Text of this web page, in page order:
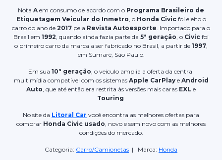
Nota A em consumo de acordo com o Programa Brasileiro de
Etiquetagem Veicular do Inmetro , o Honda Civicfoi eleito o
carro do ano de 2017 pela Revista Autoesporte . Importado para o
Brasil em 1992 , quando ainda fazia parte da 5ª geração , o Civic foi
o primeiro carro da marca a ser fabricado no Brasil, a partir de 1997
em Sumaré, São Paulo.
Em sua 10ª geração , o veículo amplia a oferta da central
multimídia compatível com os sistemas Apple CarPlaye Android
Auto , que até então era restrita às versões mais caras EXL e
Touring
No site da Litoral Car você encontra as melhores ofertas para
comprar Honda Civic usado , novo e seminovo com as melhores
condições do mercado.
Categoria: Carro/Camionetas | Marca: Honda